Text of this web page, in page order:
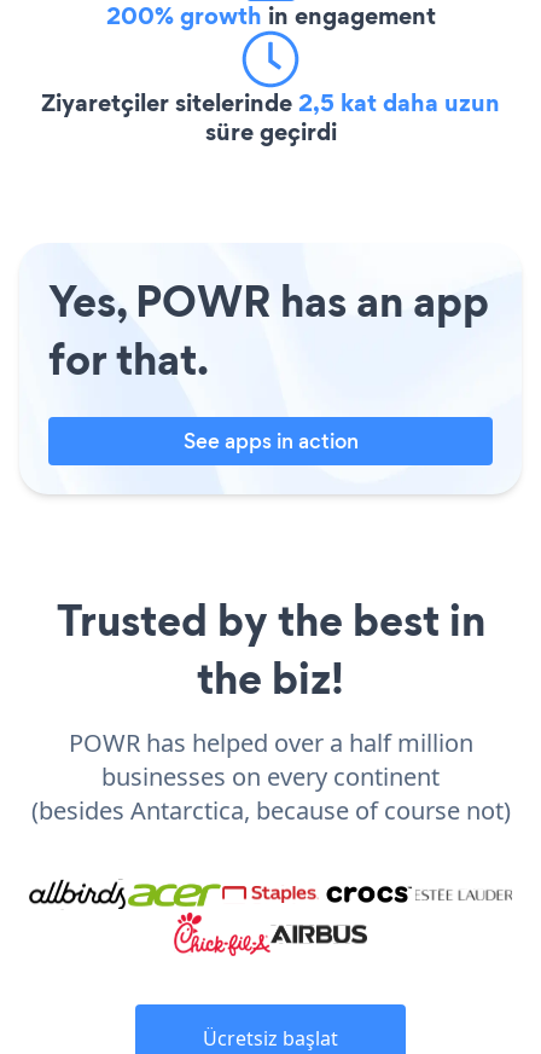
200% growth in engagement
Ziyaretçiler sitelerinde2,5 kat daha uzun
süre geçirdi
Yes, POWR has an app
for that.
See apps in action
Trusted by the best in
the biz!
POWR has helped over a half million
businesses on every continent
(besides Antarctica, because of course not)
Ücretsiz başlat